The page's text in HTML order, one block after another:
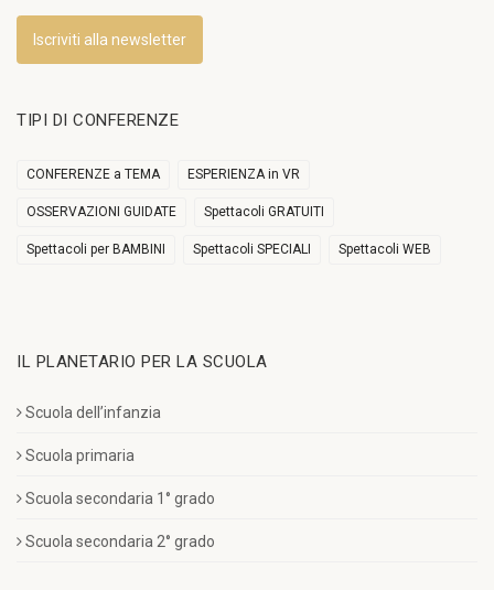
Iscriviti alla newsletter
TIPI DI CONFERENZE
CONFERENZE a TEMA ESPERIENZA in VR
OSSERVAZIONI GUIDATE Spettacoli GRATUITI
Spettacoli per BAMBINI Spettacoli SPECIALI Spettacoli WEB
IL PLANETARIO PER LA SCUOLA
Scuola dell’infanzia
Scuola primaria
Scuola secondaria 1° grado
Scuola secondaria 2° grado